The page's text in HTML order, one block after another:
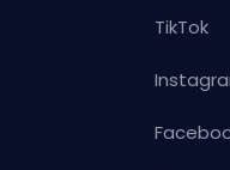
TikTok